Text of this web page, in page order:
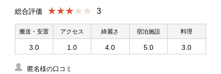
総合評価 ★★★ 3
搬送・安置
3.0
アクセス
1.0
綺麗さ
4.0
宿泊施設
5.0
料理
3.0
匿名様の口コミ